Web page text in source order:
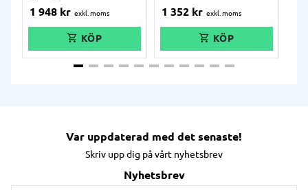
med ett mekaniskt
terminalen i stativet.
Tubstolpe för kablage.
1 948 kr
kortterminal. Kan monteras
(medföljer).
1 352 kr
Var uppdaterad med det senaste!
Skriv upp dig på vårt nyhetsbrev
Nyhetsbrev